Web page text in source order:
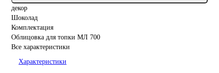
декор
Шоколад
Комплектация
Облицовка для топки МЛ 700
Все характеристики
Характеристики